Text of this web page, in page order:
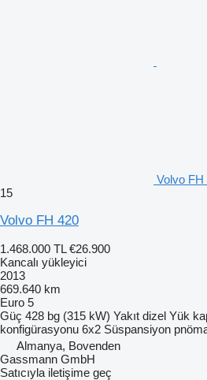
Volvo FH
15
Volvo FH 420
1.468.000 TL €26.900
Kancalı yükleyici
2013
669.640 km
Euro 5
Güç 428 bg (315 kW) Yakıt dizel Yük
konfigürasyonu 6x2 Süspansiyon
Almanya, Bovenden
Gassmann GmbH
Satıcıyla iletişime geç